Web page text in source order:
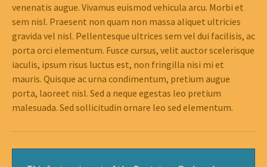
venenatis augue. Vivamus euismod vehicula arcu. Morbi et
sem nisl. Praesent non quam non massa aliquet ultricies
gravida vel nisl. Pellentesque ultrices sem vel dui facilisis, ac
porta orci elementum. Fusce cursus, velit auctor scelerisque
iaculis, ipsum risus luctus est, non fringilla nisi mi et
mauris. Quisque ac urna condimentum, pretium augue
porta, laoreet nisl. Sed a neque egestas leo pretium
malesuada. Sed sollicitudin ornare leo sed elementum.